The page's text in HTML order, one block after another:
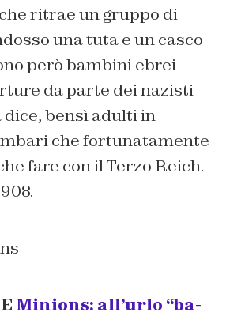
ritrae un gruppo di
una tuta e un casco
però bambini ebrei
da parte dei nazisti
dice, bensì adulti in
che fortunatamente
fare con il Terzo Reich.
Minions: all’urlo “ba-